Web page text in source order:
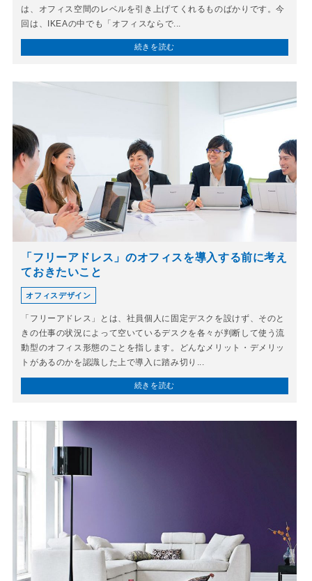
は、オフィス空間のレベルを引き上げてくれるものばかりです。今
回は、IKEAの中でも「オフィスならで...
続きを読む
「フリーアドレス」のオフィスを導入する前に考え
ておきたいこと
オフィスデザイン
「フリーアドレス」とは、社員個人に固定デスクを設けず、そのと
きの仕事の状況によって空いているデスクを各々が判断して使う流
動型のオフィス形態のことを指します。どんなメリット・デメリッ
トがあるのかを認識した上で導入に踏み切り...
続きを読む